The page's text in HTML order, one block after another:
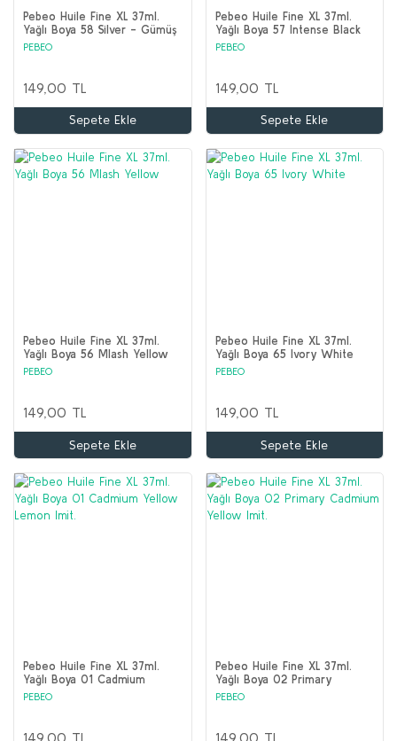
Pebeo Huile Fine XL 37ml.
Yağlı Boya 58 Silver - Gümüş
PEBEO
149,00 TL
Sepete Ekle
Pebeo Huile Fine XL 37ml.
Yağlı Boya 57 Intense Black
PEBEO
149,00 TL
Sepete Ekle
Pebeo Huile Fine XL 37ml.
Yağlı Boya 56 Mlash Yellow
PEBEO
149,00 TL
Sepete Ekle
Pebeo Huile Fine XL 37ml.
Yağlı Boya 65 Ivory White
PEBEO
149,00 TL
Sepete Ekle
Pebeo Huile Fine XL 37ml.
Yağlı Boya 01 Cadmium
Yellow Lemon Imit.
PEBEO
149,00 TL
Pebeo Huile Fine XL 37ml.
Yağlı Boya 02 Primary
Cadmium Yellow Imit.
PEBEO
149,00 TL